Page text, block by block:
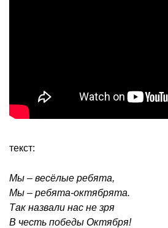
текст:
Мы – весёлые ребята,
Мы – ребята-октябрята.
Так назвали нас не зря
В честь победы Октября!